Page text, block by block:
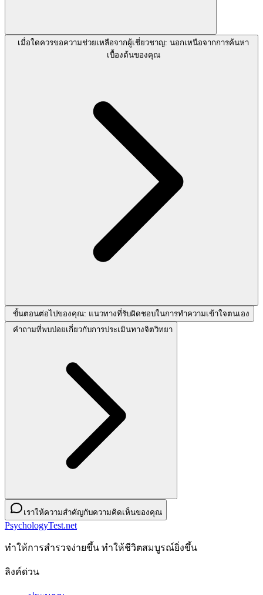
เมื่อใดควรขอความช่วยเหลือจากผู้เชี่ยวชาญ: นอกเหนือจากการค้นหา
เบื้องต้นของคุณ
ขั้นตอนต่อไปของคุณ: แนวทางที่รับผิดชอบในการทำความเข้าใจตนเอง
คำถามที่พบบ่อยเกี่ยวกับการประเมินทางจิตวิทยา
เราให้ความสำคัญกับความคิดเห็นของคุณ
PsychologyTest.net
ทําให้การสํารวจง่ายขึ้น ทําให้ชีวิตสมบูรณ์ยิ่งขึ้น
ลิงค์ด่วน